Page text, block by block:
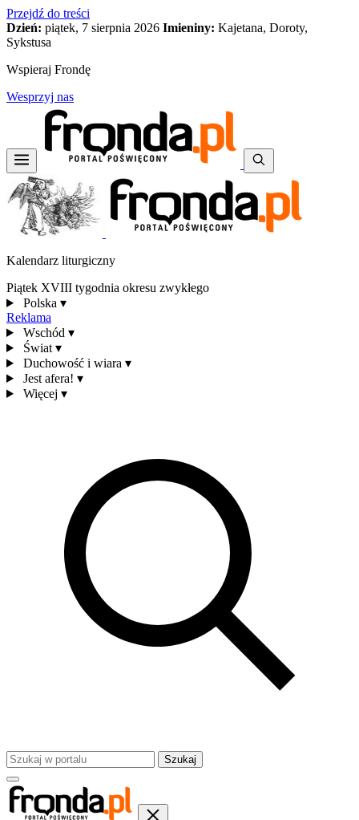
Przejdź do treści
Dzień: piątek, 7 sierpnia 2026 Imieniny: Kajetana, Doroty,
Sykstusa
Wspieraj Frondę
Wesprzyj nas
Kalendarz liturgiczny
Piątek XVIII tygodnia okresu zwykłego
Polska ▾
Reklama
Wschód ▾
Świat ▾
Duchowość i wiara ▾
Jest afera! ▾
Więcej ▾
Szukaj